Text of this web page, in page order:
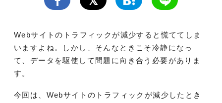
Webサイトのトラフィックが減少すると慌ててしま
いますよね。しかし、そんなときこそ冷静になっ
て、データを駆使して問題に向き合う必要がありま
す。
今回は、Webサイトのトラフィックが減少したとき